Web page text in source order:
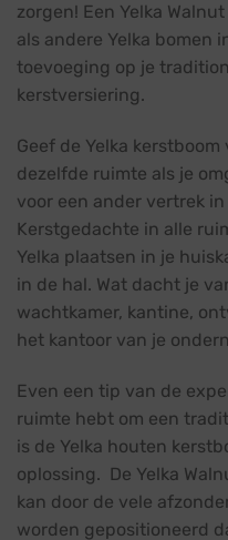
zorgen! Een Yelka
als andere Yelka bomen
toevoeging op je
kerstversiering.
Geef de Yelka
dezelfde ruimte als je
voor een ander vertrek
Kerstgedachte in alle
Yelka plaatsen in je
in de hal. Wat dacht je
wachtkamer, kantine,
het kantoor van je
Even een tip van de
ruimte hebt om een
is de Yelka houten
oplossing. De Yelka
kan door de vele
worden gepositioneerd